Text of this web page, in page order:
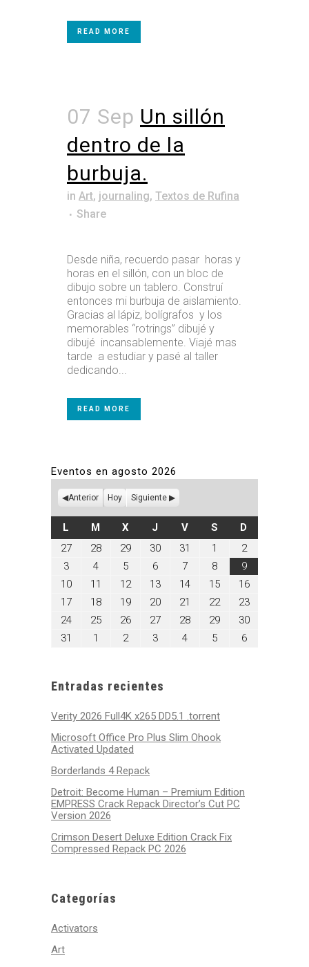
READ MORE
07 Sep Un sillón
dentro de la
burbuja.
in Art, journaling, Textos de Rufina
Share
Desde niña, recuerdo pasar horas y
horas en el sillón, con un bloc de
dibujo sobre un tablero. Construí
entonces mi burbuja de aislamiento.
Gracias al lápiz, bolígrafos y los
memorables “rotrings” dibujé y
dibujé incansablemente. Viajé mas
tarde a estudiar y pasé al taller
dedicando...
READ MORE
Eventos en agosto 2026
Anterior Hoy Siguiente
L LUNES
M MARTES
XMIÉRCOLES
J JUEVES
VVIERNES
SSÁBADO
D
27julio
28julio
29julio
30julio
31 1
agosto
2026
2agosto
2,
2026
3agosto
2026
4agosto
2026
5agosto
2026
6agosto
2026
7agosto
2026
8agosto
2026
9agosto
9,
2026
10agosto
11
agosto
2026
12agosto
2026
13agosto
2026
14agosto
2026
15agosto
2026
16agosto
2026
17agosto
2026
18agosto
2026
19agosto
2026
20agosto
2026
21
agosto
2026
22agosto
2026
23agosto
2026
24agosto
25agosto
26agosto
27agosto
28agosto
29agosto
30agosto
31
agosto
1
septiembre
2septiembre
3septiembre
4septiembre
5septiembre
6septiembre
Entradas recientes
Verity 2026 Full4K x265 DD5.1 .torrent
Microsoft Office Pro Plus Slim Ohook
Activated Updated
Borderlands 4 Repack
Detroit: Become Human – Premium Edition
EMPRESS Crack Repack Director’s Cut PC
Version 2026
Crimson Desert Deluxe Edition Crack Fix
Compressed Repack PC 2026
Categorías
Activators
Art